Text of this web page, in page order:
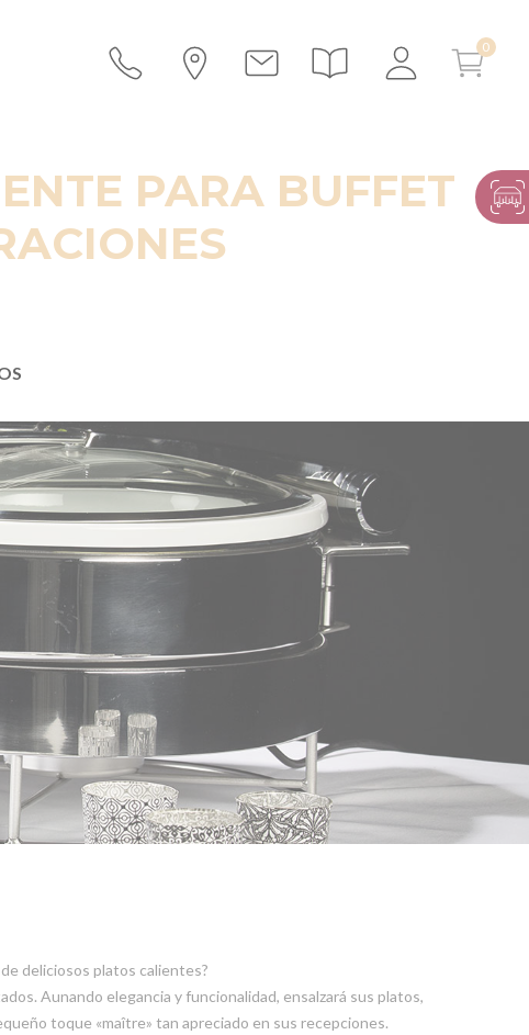
PARA BUFFET
deliciosos platos calientes?
Aunando elegancia y funcionalidad, ensalzará sus platos,
toque «maître» tan apreciado en sus recepciones.